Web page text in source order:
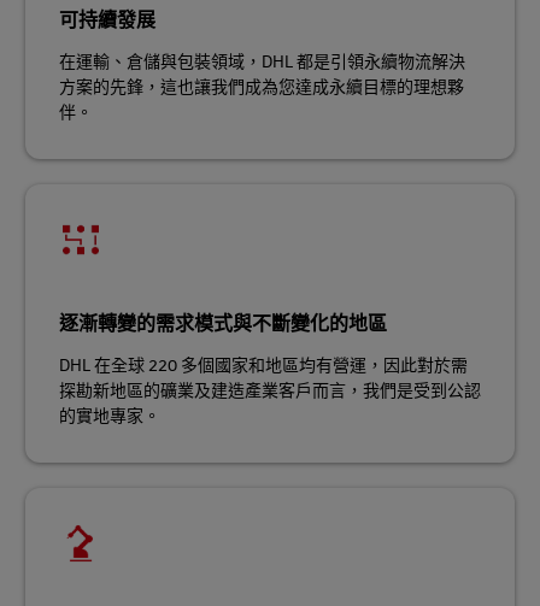
可持續發展
在運輸、倉儲與包裝領域，DHL 都是引領永續物流解決
方案的先鋒，這也讓我們成為您達成永續目標的理想夥
伴。
逐漸轉變的需求模式與不斷變化的地區
DHL 在全球 220 多個國家和地區均有營運，因此對於需
探勘新地區的礦業及建造產業客戶而言，我們是受到公認
的實地專家。